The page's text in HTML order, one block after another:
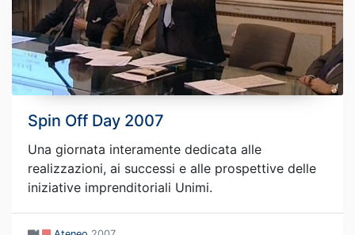
Spin Off Day 2007
Una giornata interamente dedicata alle
realizzazioni, ai successi e alle prospettive delle
iniziative imprenditoriali Unimi.